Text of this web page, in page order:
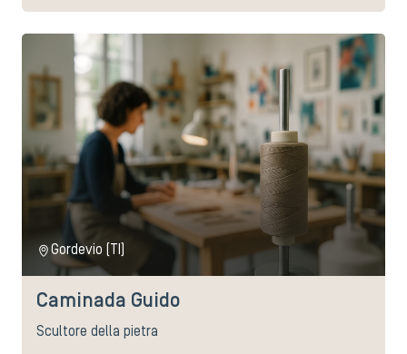
Gordevio (TI)
Caminada Guido
Scultore della pietra